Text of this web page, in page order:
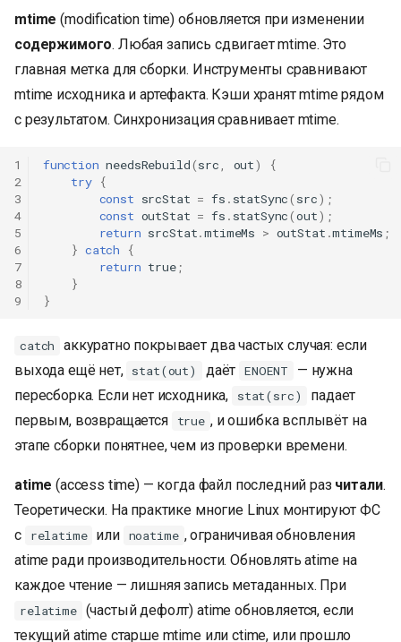
mtime (modification time) обновляется при изменении
содержимого. Любая запись сдвигает mtime. Это
главная метка для сборки. Инструменты сравнивают
mtime исходника и артефакта. Кэши хранят mtime рядом
с результатом. Синхронизация сравнивает mtime.
1
2
3
4
5
6
7
8
9
function needsRebuild(src, out)
{
try {
const srcStat = fs . statSync( src);
const outStat = fs . statSync(out);
return srcStat.mtimeMs > outStat .mtimeMs ;
} catch
{
return true;
}
}
catch
аккуратно покрывает два частых случая: если
выхода ещё нет, stat(out) даёт ENOENT
— нужна
пересборка. Если нет исходника,
stat(src)
падает
первым, возвращается
true , и ошибка всплывёт на
этапе сборки понятнее, чем из проверки времени.
atime (access time) — когда файл последний раз читали.
Теоретически. На практике многие Linux монтируют ФС
с
relatime или noatime , ограничивая обновления
atime ради производительности. Обновлять atime на
каждое чтение — лишняя запись метаданных. При
relatime (частый дефолт) atime обновляется, если
текущий atime старше mtime или ctime, или прошло